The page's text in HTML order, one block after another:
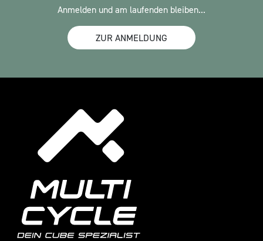
Anmelden und am laufenden bleiben...
ZUR ANMELDUNG